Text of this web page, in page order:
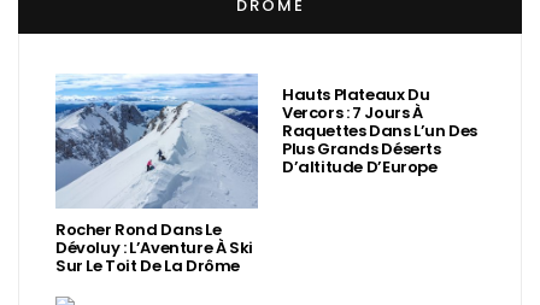
DRÔME
Rocher Rond Dans Le
Dévoluy : L’Aventure À Ski
Sur Le Toit De La Drôme
Hauts Plateaux Du
Vercors : 7 Jours À
Raquettes Dans L’un Des
Plus Grands Déserts
D’altitude D’Europe